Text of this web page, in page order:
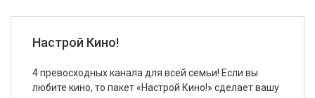
Настрой Кино!
4 превосходных канала для всей семьи! Если вы
любите кино, то пакет «Настрой Кино!» сделает вашу